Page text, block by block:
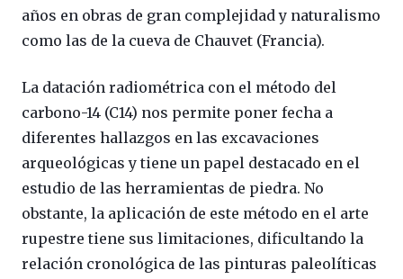
años en obras de gran complejidad y naturalismo
como las de la cueva de Chauvet (Francia).
La datación radiométrica con el método del
carbono-14 (C14) nos permite poner fecha a
diferentes hallazgos en las excavaciones
arqueológicas y tiene un papel destacado en el
estudio de las herramientas de piedra. No
obstante, la aplicación de este método en el arte
rupestre tiene sus limitaciones, dificultando la
relación cronológica de las pinturas paleolíticas